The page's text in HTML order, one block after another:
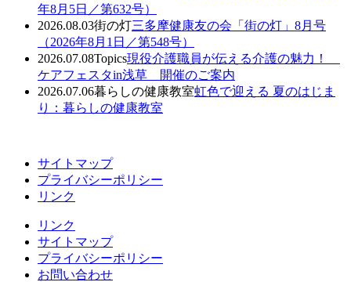
年8月5日／第632号）
2026.08.03街の灯三多摩健康友の会「街の灯」8月号
（2026年8月1日／第548号）
2026.07.08Topics現役介護職員が伝える介護の魅力！
ケアフェスタin浅草 開催のご案内
2026.07.06暮らしの健康教室虹色で迎える 夏のはじま
り：暮らしの健康教室
サイトマップ
プライバシーポリシー
リンク
リンク
サイトマップ
プライバシーポリシー
お問い合わせ